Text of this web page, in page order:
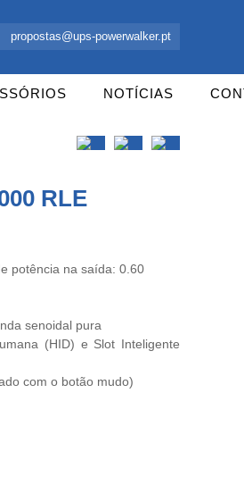
propostas@ups-powerwalker.pt
NOTÍCIAS
RLE
potência na saída: 0.60
senoidal pura
(HID) e Slot Inteligente
com o botão mudo)